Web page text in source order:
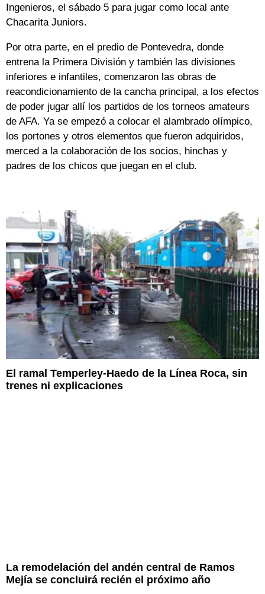
Ingenieros, el sábado 5 para jugar como local ante
Chacarita Juniors.
Por otra parte, en el predio de Pontevedra, donde
entrena la Primera División y también las divisiones
inferiores e infantiles, comenzaron las obras de
reacondicionamiento de la cancha principal, a los efectos
de poder jugar allí los partidos de los torneos amateurs
de AFA. Ya se empezó a colocar el alambrado olímpico,
los portones y otros elementos que fueron adquiridos,
merced a la colaboración de los socios, hinchas y
padres de los chicos que juegan en el club.
El ramal Temperley-Haedo de la Línea Roca, sin
trenes ni explicaciones
La remodelación del andén central de Ramos
Mejía se concluirá recién el próximo año